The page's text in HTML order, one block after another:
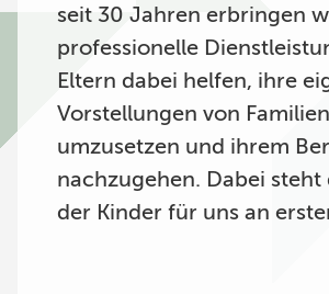
seit 30 Jahren erbringen
professionelle
Eltern dabei helfen, ihre
Vorstellungen von
umzusetzen und ihrem
nachzugehen. Dabei steht
der Kinder für uns an